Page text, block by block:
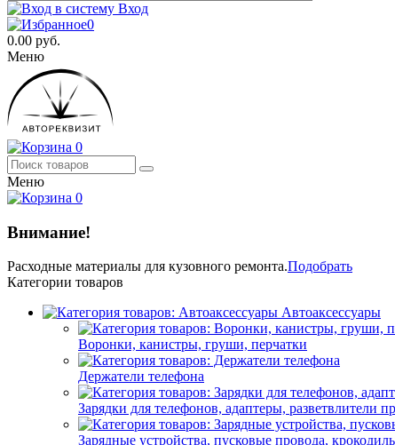
Вход
0
0.00 руб.
Меню
0
Меню
0
Внимание!
Расходные материалы для кузовного ремонта.Подобрать
Категории товаров
Автоаксессуары
Воронки, канистры, груши, перчатки
Держатели телефона
Зарядки для телефонов, адаптеры, разветвлители
Зарядные устройства, пусковые провода,